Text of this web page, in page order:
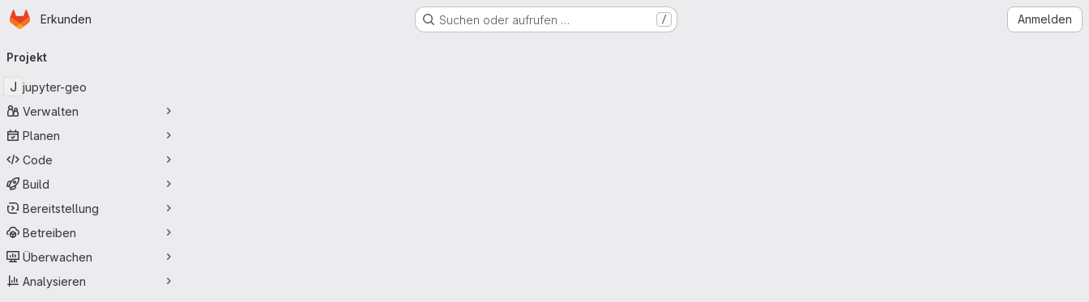
Zum Hauptinhalt springen
StartseiteErkunden Suchen oder aufrufen … / Anmelden
Projekt
J jupyter-geo
Verwalten
Planen
Code
Build
Bereitstellung
Betreiben
Überwachen
Analysieren